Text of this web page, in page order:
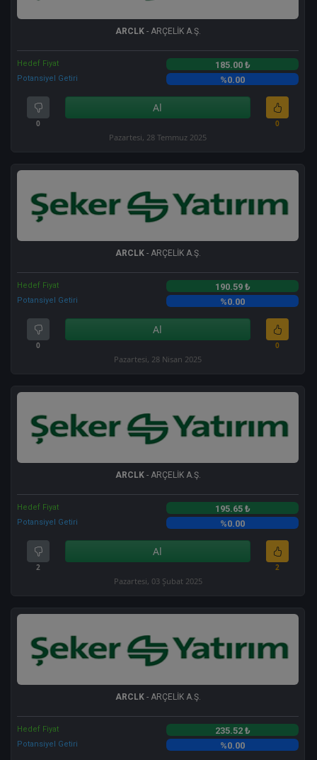
ARCLK- ARÇELİK A.Ş.
Hedef Fiyat 185.00 ₺
Potansiyel Getiri %0.00
0
Al
0
Pazartesi, 28 Temmuz 2025
ARCLK- ARÇELİK A.Ş.
Hedef Fiyat 190.59 ₺
Potansiyel Getiri %0.00
0
Al
0
Pazartesi, 28 Nisan 2025
ARCLK- ARÇELİK A.Ş.
Hedef Fiyat 195.65 ₺
Potansiyel Getiri %0.00
2
Al
2
Pazartesi, 03 Şubat 2025
ARCLK- ARÇELİK A.Ş.
Hedef Fiyat 235.52 ₺
Potansiyel Getiri %0.00